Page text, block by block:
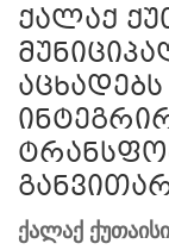
ქალაქ
ქალაქ